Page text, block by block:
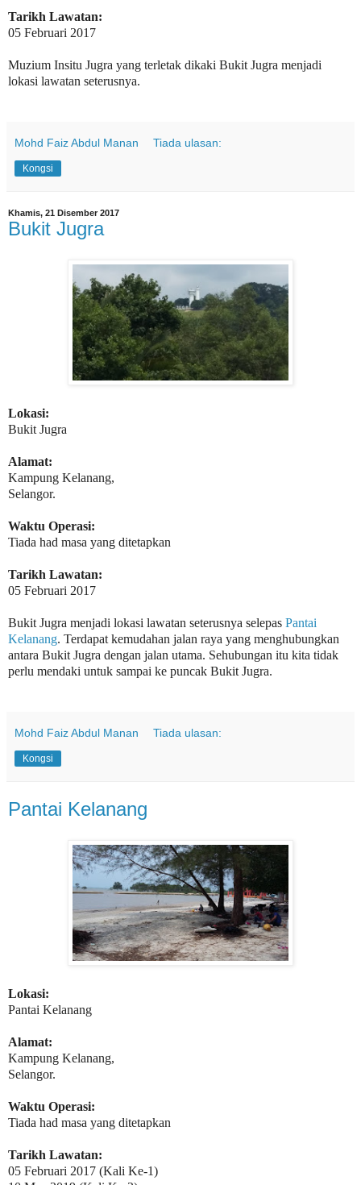
Tarikh Lawatan:
05 Februari 2017
Muzium Insitu Jugra yang terletak dikaki Bukit Jugra menjadi
lokasi lawatan seterusnya.
Mohd Faiz Abdul Manan Tiada ulasan:
Kongsi
Khamis, 21 Disember 2017
Bukit Jugra
Lokasi:
Bukit Jugra
Alamat:
Kampung Kelanang,
Selangor.
Waktu Operasi:
Tiada had masa yang ditetapkan
Tarikh Lawatan:
05 Februari 2017
Bukit Jugra menjadi lokasi lawatan seterusnya selepas Pantai
Kelanang. Terdapat kemudahan jalan raya yang menghubungkan
antara Bukit Jugra dengan jalan utama. Sehubungan itu kita tidak
perlu mendaki untuk sampai ke puncak Bukit Jugra.
Mohd Faiz Abdul Manan Tiada ulasan:
Kongsi
Pantai Kelanang
Lokasi:
Pantai Kelanang
Alamat:
Kampung Kelanang,
Selangor.
Waktu Operasi:
Tiada had masa yang ditetapkan
Tarikh Lawatan:
05 Februari 2017 (Kali Ke-1)